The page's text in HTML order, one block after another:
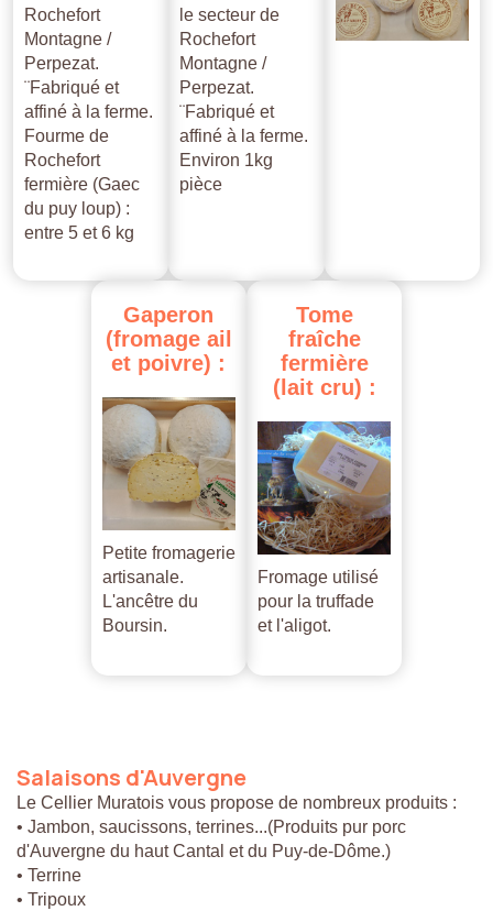
Rochefort
Montagne /
Perpezat.
¨Fabriqué et
affiné à la ferme.
Fourme de
Rochefort
fermière (Gaec
du puy loup) :
entre 5 et 6 kg
le secteur de
Rochefort
Montagne /
Perpezat.
¨Fabriqué et
affiné à la ferme.
Environ 1kg
pièce
Gaperon
(fromage ail
et poivre) :
Petite fromagerie
artisanale.
L'ancêtre du
Boursin.
Tome
fraîche
fermière
(lait cru) :
Fromage utilisé
pour la truffade
et l'aligot.
Salaisons d'Auvergne
Le Cellier Muratois vous propose de nombreux produits :
• Jambon, saucissons, terrines...(Produits pur porc
d'Auvergne du haut Cantal et du Puy-de-Dôme.)
• Terrine
• Tripoux